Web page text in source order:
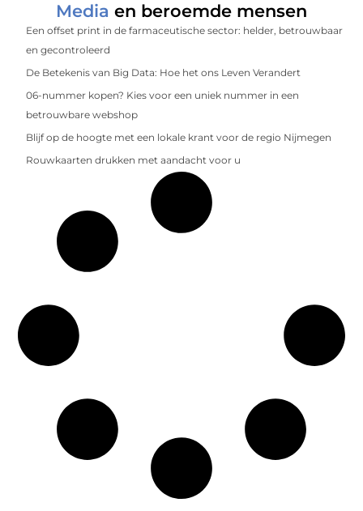
Media en beroemde mensen
Een offset print in de farmaceutische sector: helder, betrouwbaar
en gecontroleerd
De Betekenis van Big Data: Hoe het ons Leven Verandert
06-nummer kopen? Kies voor een uniek nummer in een
betrouwbare webshop
Blijf op de hoogte met een lokale krant voor de regio Nijmegen
Rouwkaarten drukken met aandacht voor u